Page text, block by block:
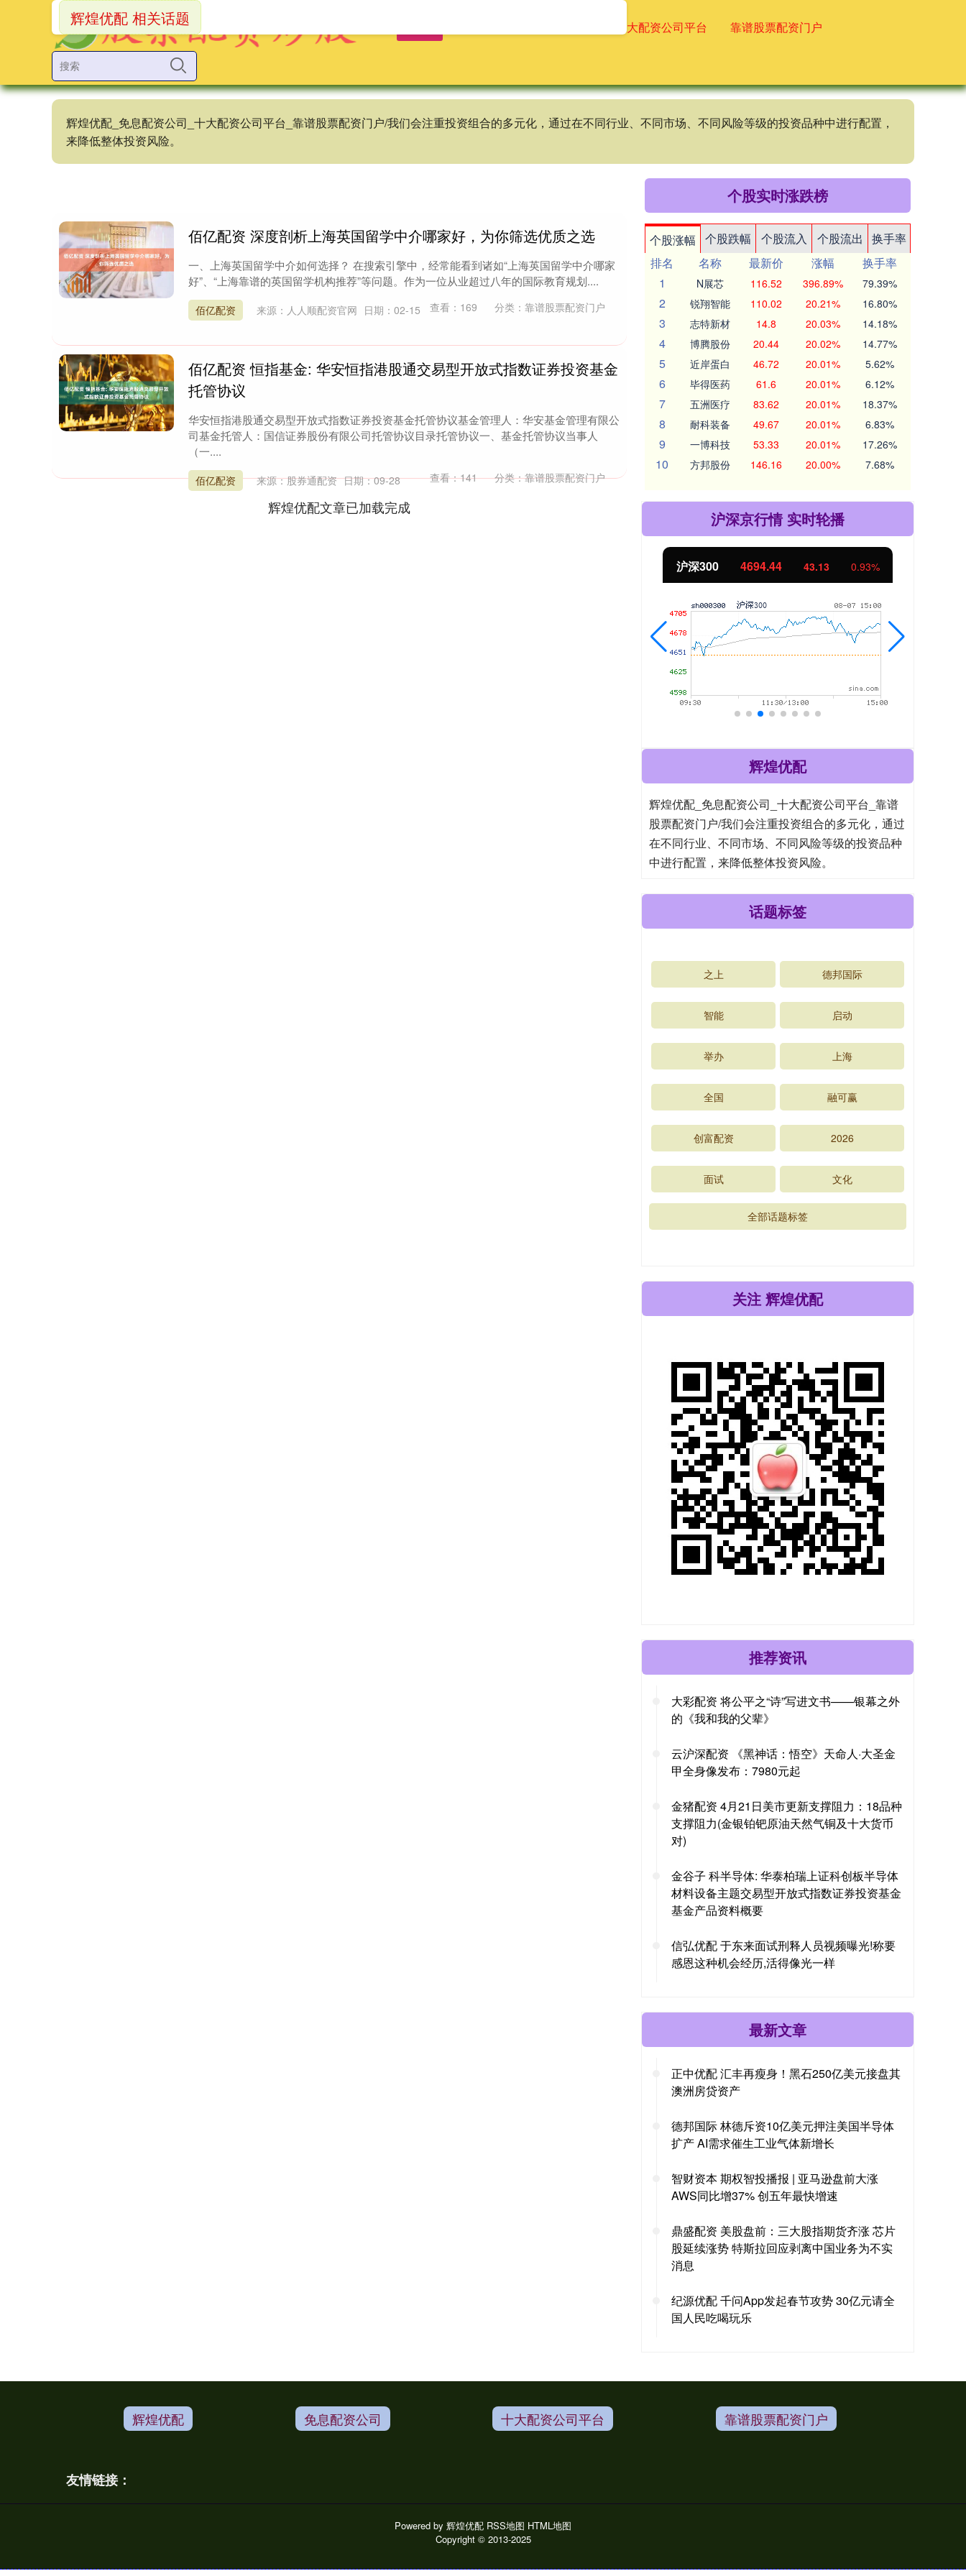
十大配资公司平台 靠谱股票配资门户
辉煌优配_免息配资公司_十大配资公司平台_靠谱股票配资门户/我们会注重投资组合的多元化，通过在不同行业、不同市场、不同风险等级的投资品种中进行配置，
来降低整体投资风险。
辉煌优配 相关话题
佰亿配资 深度剖析上海英国留学中介哪家好，为你筛选优质之选
一、上海英国留学中介如何选择？ 在搜索引擎中，经常能看到诸如“上海英国留学中介哪家
好”、“上海靠谱的英国留学机构推荐”等问题。作为一位从业超过八年的国际教育规划....
佰亿配资 来源：人人顺配资官网 日期：02-15 查看： 169 分类： 靠谱股票配资门户
佰亿配资 恒指基金: 华安恒指港股通交易型开放式指数证券投资基金
托管协议
华安恒指港股通交易型开放式指数证券投资基金托管协议基金管理人：华安基金管理有限公
司基金托管人：国信证券股份有限公司托管协议目录托管协议一、基金托管协议当事人
（一....
佰亿配资 来源：股券通配资 日期：09-28 查看：141 分类：靠谱股票配资门户
辉煌优配文章已加载完成
个股实时涨跌榜
个股涨幅 个股跌幅 个股流入 个股流出
换手率
排名
名称 最新价 涨幅
换手率
1
N展芯 116.52 396.89% 79.39%
2 锐翔智能 110.02 20.21% 16.80%
3 志特新材 14.8 20.03% 14.18%
4 博腾股份 20.44 20.02% 14.77%
5 近岸蛋白 46.72 20.01% 5.62%
6 毕得医药 61.6 20.01% 6.12%
7 五洲医疗 83.62 20.01% 18.37%
8 耐科装备 49.67 20.01% 6.83%
9 一博科技 53.33 20.01% 17.26%
10 方邦股份 146.16 20.00% 7.68%
沪深京行情 实时轮播
北证50 1134.24 11.37 1.01%
辉煌优配
辉煌优配_免息配资公司_十大配资公司平台_靠谱
股票配资门户/我们会注重投资组合的多元化，通过
在不同行业、不同市场、不同风险等级的投资品种
中进行配置，来降低整体投资风险。
话题标签
之上 德邦国际
智能 启动
举办 上海
全国 融可赢
创富配资 2026
面试 文化
全部话题标签
关注 辉煌优配
推荐资讯
大彩配资 将公平之“诗”写进文书——银幕之外
的《我和我的父辈》
云沪深配资 《黑神话：悟空》天命人·大圣金
甲全身像发布：7980元起
金猪配资 4月21日美市更新支撑阻力：18品种
支撑阻力(金银铂钯原油天然气铜及十大货币
对)
金谷子 科半导体: 华泰柏瑞上证科创板半导体
材料设备主题交易型开放式指数证券投资基金
基金产品资料概要
信弘优配 于东来面试刑释人员视频曝光!称要
感恩这种机会经历,活得像光一样
最新文章
正中优配 汇丰再瘦身！黑石250亿美元接盘其
澳洲房贷资产
德邦国际 林德斥资10亿美元押注美国半导体
扩产 AI需求催生工业气体新增长
智财资本 期权智投播报 | 亚马逊盘前大涨
AWS同比增37% 创五年最快增速
鼎盛配资 美股盘前：三大股指期货齐涨 芯片
股延续涨势 特斯拉回应剥离中国业务为不实
消息
纪源优配 千问App发起春节攻势 30亿元请全
国人民吃喝玩乐
辉煌优配 免息配资公司 十大配资公司平台 靠谱股票配资门户
友情链接：
Powered by 辉煌优配 RSS地图 HTML地图
Copyright © 2013-2025